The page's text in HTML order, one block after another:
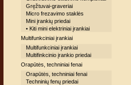
Gręžtuvai-graveriai
Micro frezavimo staklės
Mini įrankių priedai
• Kiti mini elektriniai įrankiai
Multifunkciniai įrankiai
Multifunkciniai įrankiai
Multifinkcinio įrankio priedai
Orapūtės, techniniai fenai
Orapūtės, techniniai fenai
Techninių fenų priedai